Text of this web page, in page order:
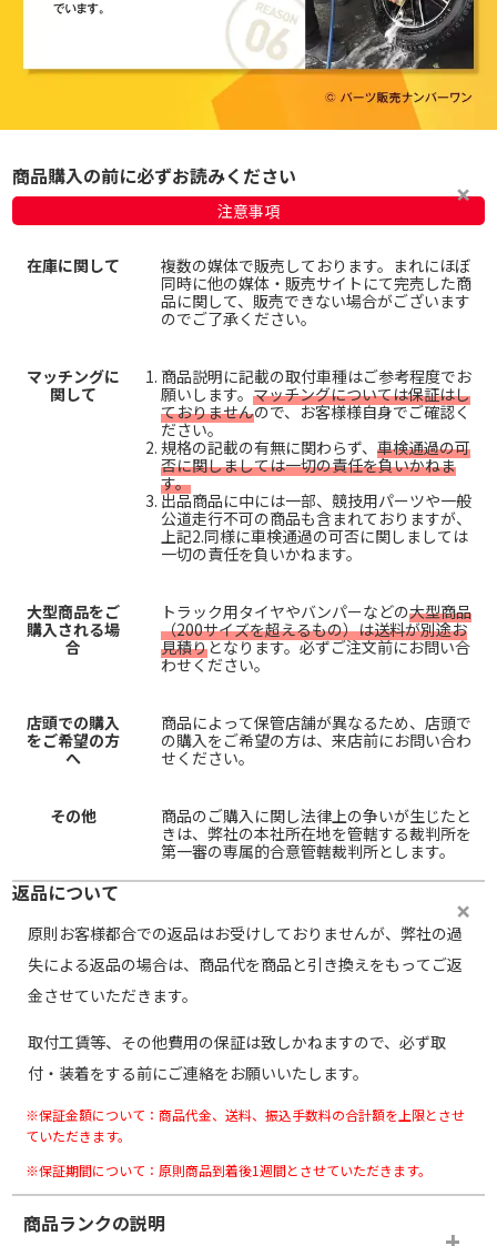
商品購入の前に必ずお読みください
注意事項
在庫に関して
複数の媒体で販売しております。まれにほぼ
同時に他の媒体・販売サイトにて完売した商
品に関して、販売できない場合がございます
のでご了承ください。
マッチングに
関して
商品説明に記載の取付車種はご参考程度でお
願いします。 マッチングについては保証はし
ておりませんので、お客様様自身でご確認く
ださい。
規格の記載の有無に関わらず、 車検通過の可
否に関しましては一切の責任を負いかねま
す。
出品商品に中には一部、競技用パーツや一般
公道走行不可の商品も含まれておりますが、
上記2.同様に車検通過の可否に関しましては
一切の責任を負いかねます。
大型商品をご
購入される場
合
トラック用タイヤやバンパーなどの大型商品
（200サイズを超えるもの）は送料が別途お
見積りとなります。必ずご注文前にお問い合
わせください。
店頭での購入
をご希望の方
へ
商品によって保管店舗が異なるため、店頭で
の購入をご希望の方は、来店前にお問い合わ
せください。
その他
商品のご購入に関し法律上の争いが生じたと
きは、弊社の本社所在地を管轄する裁判所を
第一審の専属的合意管轄裁判所とします。
返品について
原則お客様都合での返品はお受けしておりませんが、弊社の過
失による返品の場合は、商品代を商品と引き換えをもってご返
金させていただきます。
取付工賃等、その他費用の保証は致しかねますので、必ず取
付・装着をする前にご連絡をお願いいたします。
※保証金額について：商品代金、送料、振込手数料の合計額を上限とさせ
ていただきます。
※保証期間について：原則商品到着後1週間とさせていただきます。
商品ランクの説明